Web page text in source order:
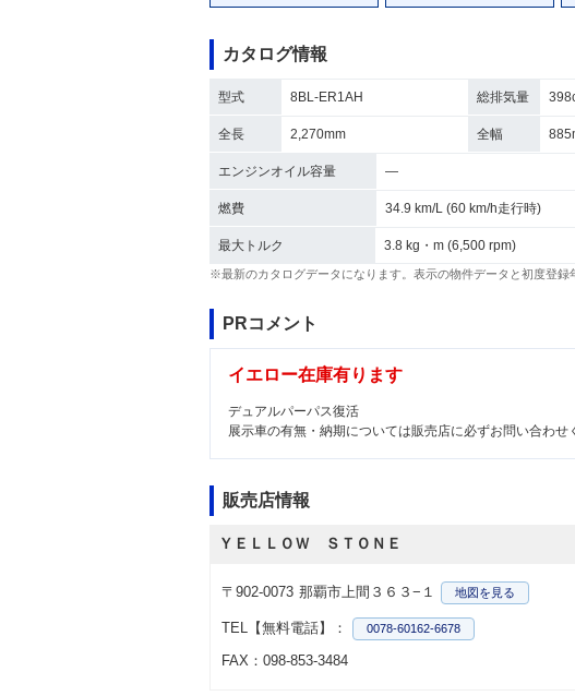
カタログ情報
型式 8BL-ER1AH 総排気量
全長 2,270mm 全幅
エンジンオイル容量 ―
燃費 34.9 km/L (60 km/h走行時)
最大トルク 3.8 kg・m (6,500 rpm)
※最新のカタログデータになります。表示の物件データと初度登録
PRコメント
イエロー在庫有ります
デュアルパーパス復活
展示車の有無・納期については販売店に必ずお問い合わせ
販売店情報
ＹＥＬＬＯＷ ＳＴＯＮＥ
〒902-0073 那覇市上間３６３−１ 地図を見る
TEL【無料電話】： 0078-60162-6678
FAX：098-853-3484